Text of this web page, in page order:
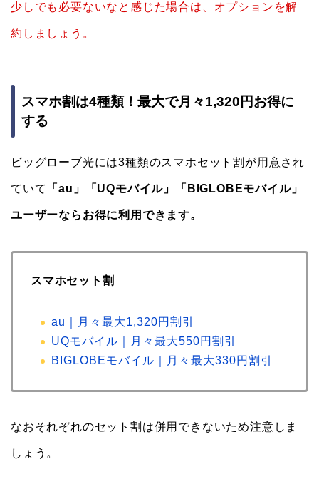
少しでも必要ないなと感じた場合は、オプションを解
約しましょう。
スマホ割は4種類！最大で月々1,320円お得に
する
ビッグローブ光には3種類のスマホセット割が用意され
ていて 「au」「UQモバイル」「BIGLOBEモバイル」
ユーザーならお得に利用できます。
スマホセット割
au｜月々最大1,320円割引
UQモバイル｜月々最大550円割引
BIGLOBEモバイル｜月々最大330円割引
なおそれぞれのセット割は併用できないため注意しま
しょう。